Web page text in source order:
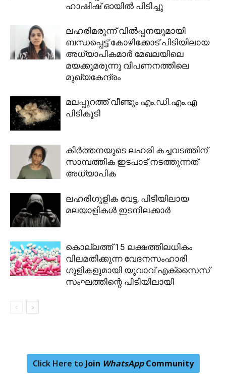
ഹാഷിഷ് ഓയിൽ പിടിച്ചു
ലഹരിമരുന്ന് വില്‍പ്പനയുമായി
ബന്ധപ്പെട്ട് കോഴിക്കോട് പിടിയിലായ
അധ്യാപികമാര്‍ മേഖലയിലെ
മയക്കുമരുന്നു വിപണനത്തിലെ
മുഖ്യകേന്ദ്രം
മലപ്പുറത്ത് വീണ്ടും എം.ഡി.എം.എ
പിടികൂടി
കീര്‍ത്തനയുടെ ലഹരി കച്ചവടത്തിന്
സാമ്പത്തിക ഇടപാട് നടത്തുന്നത്
അധ്യാപിക
ലഹരിഗുളിക വേട്ട, പിടിയിലായ
മലയാളികൾ ഇടനിലക്കാർ
കൊല്ലത്ത് 15 ലക്ഷത്തിലധികം
വിലമതിക്കുന്ന വേദനസംഹാരി
ഗുളികളുമായി യുവാവ് എക്സൈസ്
സംഘത്തിന്റെ പിടിയിലായി
Click Here to Join WhatsAppCommunity